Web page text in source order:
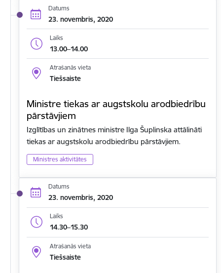
Datums
23. novembris, 2020
Laiks
13.00–14.00
Atrašanās vieta
Tiešsaiste
Ministre tiekas ar augstskolu arodbiedrību
pārstāvjiem
Izglītības un zinātnes ministre Ilga Šuplinska attālināti
tiekas ar augstskolu arodbiedrību pārstāvjiem.
Ministres aktivitātes
Datums
23. novembris, 2020
Laiks
14.30–15.30
Atrašanās vieta
Tiešsaiste